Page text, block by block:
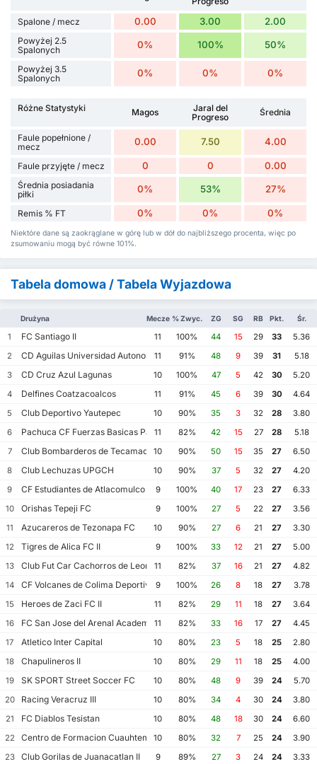
Spalone / mecz 0.00 3.00 2.00
Powyżej 2.5
Spalonych
0% 100% 50%
Powyżej 3.5
Spalonych
0% 0% 0%
Różne Statystyki Magos
Jaral del
Progreso
Średnia
Faule popełnione /
mecz
0.00 7.50 4.00
Faule przyjęte / mecz 0 0 0.00
Średnia posiadania
piłki
0% 53% 27%
Remis % FT 0% 0% 0%
Niektóre dane są zaokrąglane w górę lub w dół do najbliższego procenta, więc po
zsumowaniu mogą być równe 101%.
Tabela domowa / Tabela Wyjazdowa
Drużyna Mecze % Zwyc. ZG SG RB Pkt. Śr.
1 FC Santiago II 11 100% 44 15 29 33
5.36
2
CD Aguilas Universidad Autonoma de Guerrero
11 91% 48 9 39 31
5.18
3
CD Cruz Azul Lagunas 10 100% 47 5 42 30
5.20
4
Delfines Coatzacoalcos 11 91% 45 6 39 30
4.64
5
Club Deportivo Yautepec 10 90% 35 3 32 28
3.80
6
Pachuca CF Fuerzas Basicas Pachuca CF III
11 82% 42 15 27 28
5.18
7
Club Bombarderos de Tecamac 10 90% 50 15 35 27
6.50
8
Club Lechuzas UPGCH 10 90% 37 5 32 27
4.20
9
CF Estudiantes de Atlacomulco 9 100% 40 17 23 27
6.33
10
Orishas Tepeji FC 9 100% 27 5 22 27
3.56
11
Azucareros de Tezonapa FC 10 90% 27 6 21 27
3.30
12
Tigres de Alica FC II 9 100% 33 12 21 27
5.00
13
Club Fut Car Cachorros de Leon 11 82% 37 16 21 27
4.82
14
CF Volcanes de Colima Deportivo Tala
9 100% 26 8 18 27
3.78
15
Heroes de Zaci FC II 11 82% 29 11 18 27
3.64
16
FC San Jose del Arenal Academia America Leyendas
11 82% 33 16 17 27
4.45
17
Atletico Inter Capital 10 80% 23 5 18 25
2.80
18
Chapulineros II 10 80% 29 11 18 25
4.00
19
SK SPORT Street Soccer FC 10 80% 48 9 39 24
5.70
20
Racing Veracruz III 10 80% 34 4 30 24
3.80
21
FC Diablos Tesistan 10 80% 48 18 30 24
6.60
22
Centro de Formacion Cuauhtemoc Blanco
10 80% 32 7 25 24
3.90
23
Club Gorilas de Juanacatlan II 9 89% 27 3 24 24
3.33